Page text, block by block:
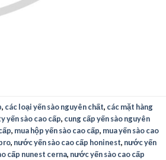
, các loại yến sào nguyên chất, các mặt hàng
yến sào cao cấp, cung cấp yến sào nguyên
, mua hộp yến sào cao cấp, mua yến sào cao
, nước yến sào cao cấp honinest, nước yến
cấp nunest cerna, nước yến sào cao cấp